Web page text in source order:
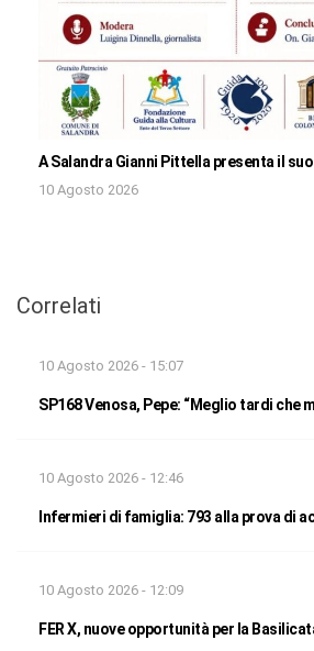
A Salandra Gianni Pittella presenta il
10 Agosto 2026
Correlati
10 Agosto 2026 - 15:07
SP168 Venosa, Pepe: “Meglio tardi che
10 Agosto 2026 - 12:46
Infermieri di famiglia: 793 alla prova di
10 Agosto 2026 - 12:09
FER X, nuove opportunità per la